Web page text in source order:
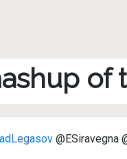
of
@ESiravegna